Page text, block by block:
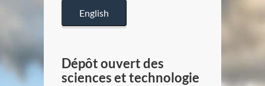
English
Dépôt ouvert des
sciences et technologie